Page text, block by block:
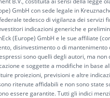
GmbH con sede legale in
tedesco di vigilanza dei servizi
indicazioni generiche e
(Europe) GmbH e le sue affiliate
disinvestimento o di
sono quelli degli autori, ma
e soggette a modifiche in base
proiezioni, previsioni e altre
ritenute affidabili e non sono state
essere garantite. Tutti gli indici